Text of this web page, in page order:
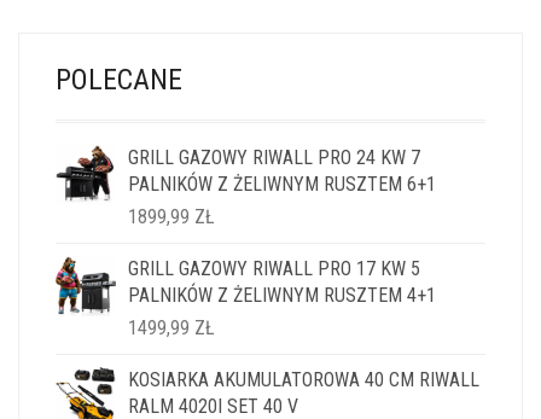
POLECANE
GRILL GAZOWY RIWALL PRO 24 KW 7
PALNIKÓW Z ŻELIWNYM RUSZTEM 6+1
1899,99 ZŁ
GRILL GAZOWY RIWALL PRO 17 KW 5
PALNIKÓW Z ŻELIWNYM RUSZTEM 4+1
1499,99 ZŁ
KOSIARKA AKUMULATOROWA 40 CM RIWALL
RALM 4020I SET 40 V